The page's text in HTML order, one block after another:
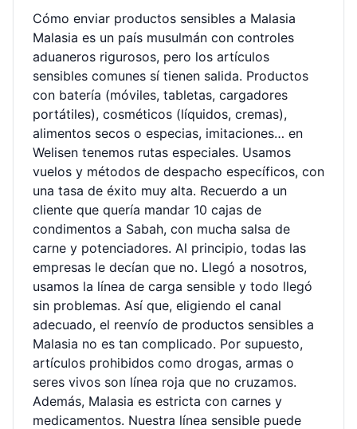
Cómo enviar productos sensibles a Malasia
Malasia es un país musulmán con controles
aduaneros rigurosos, pero los artículos
sensibles comunes sí tienen salida. Productos
con batería (móviles, tabletas, cargadores
portátiles), cosméticos (líquidos, cremas),
alimentos secos o especias, imitaciones… en
Welisen tenemos rutas especiales. Usamos
vuelos y métodos de despacho específicos, con
una tasa de éxito muy alta. Recuerdo a un
cliente que quería mandar 10 cajas de
condimentos a Sabah, con mucha salsa de
carne y potenciadores. Al principio, todas las
empresas le decían que no. Llegó a nosotros,
usamos la línea de carga sensible y todo llegó
sin problemas. Así que, eligiendo el canal
adecuado, el reenvío de productos sensibles a
Malasia no es tan complicado. Por supuesto,
artículos prohibidos como drogas, armas o
seres vivos son línea roja que no cruzamos.
Además, Malasia es estricta con carnes y
medicamentos. Nuestra línea sensible puede